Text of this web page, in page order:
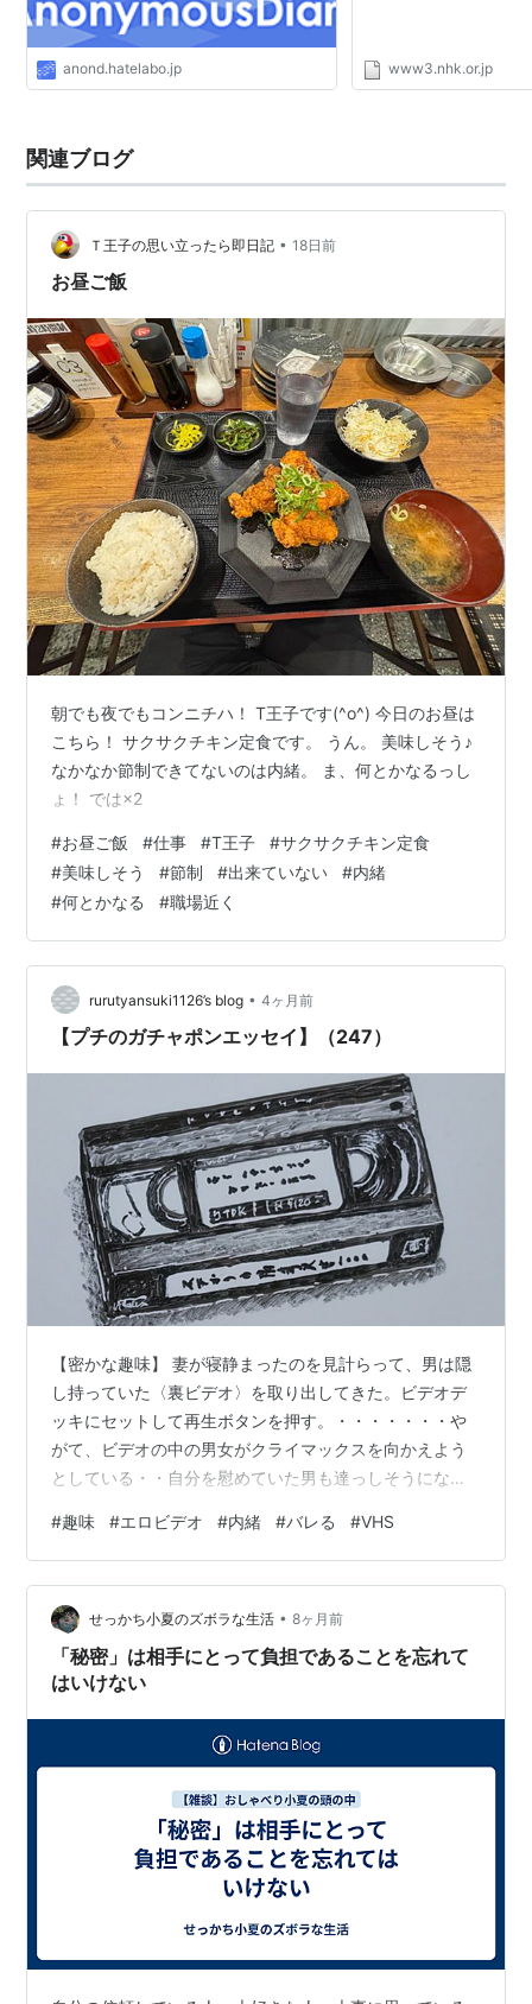
anond.hatelabo.jp www3.nhk.or.jp
関連ブログ
Ｔ王子の思い立ったら即日記 • 18日前
お昼ご飯
朝でも夜でもコンニチハ！ T王子です(^o^) 今日のお昼は
こちら！ サクサクチキン定食です。 うん。 美味しそう♪
なかなか節制できてないのは内緒。 ま、何とかなるっし
ょ！ では×2
#お昼ご飯 #仕事 #T王子 #サクサクチキン定食
#美味しそう #節制 #出来ていない #内緒
#何とかなる #職場近く
rurutyansuki1126’s blog • 4ヶ月前
【プチのガチャポンエッセイ】（247）
【密かな趣味】 妻が寝静まったのを見計らって、男は隠
し持っていた〈裏ビデオ〉を取り出してきた。ビデオデ
ッキにセットして再生ボタンを押す。・・・・・・・や
がて、ビデオの中の男女がクライマックスを向かえよう
としている・・自分を慰めていた男も達っしそうになっ
ン高い声がした。〈わぁっ❗️〉驚いた男は膨張し切ったモ
ノを仕舞い込むことも出来ずに慌てふためいた。背後に
は隣の部屋で寝ているはずの妻が仁王立ちしていたので
ある。・・・・・・・これは僕がまだ若い頃、友人から
聞いた話である。
#趣味 #エロビデオ #内緒 #バレる #VHS
せっかち小夏のズボラな生活 • 8ヶ月前
「秘密」は相手にとって負担であることを忘れて
はいけない